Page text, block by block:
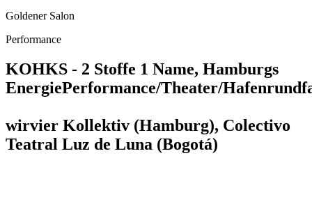
Goldener Salon
Performance
KOHKS - 2 Stoffe 1 Name, Hamburgs
EnergiePerformance/Theater/
wirvier Kollektiv (Hamburg), Colectivo
Teatral Luz de Luna (Bogotá)